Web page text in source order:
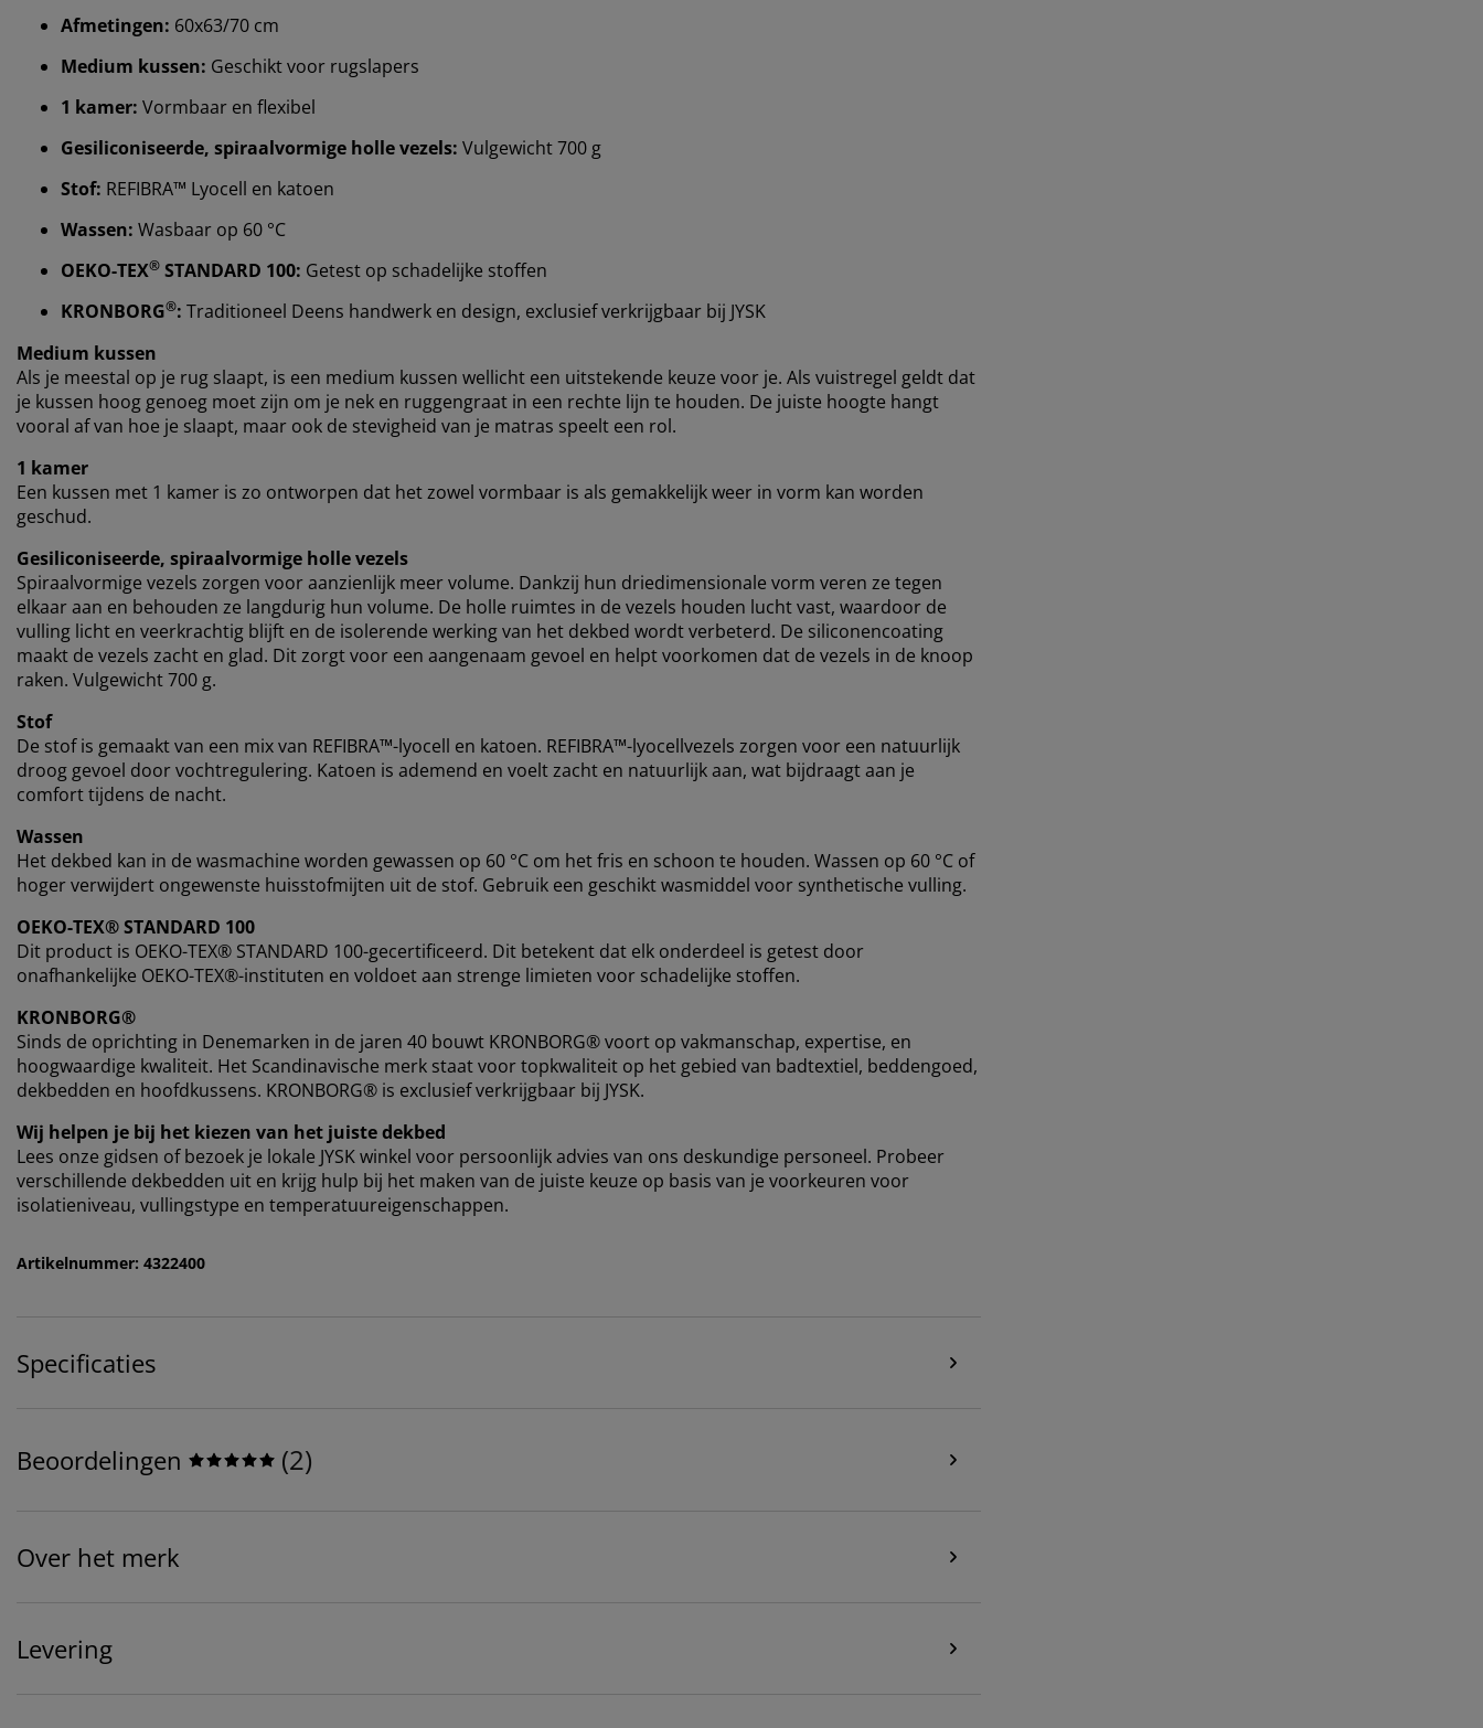
Afmetingen: 60x63/70 cm
Medium kussen: Geschikt voor rugslapers
1 kamer: Vormbaar en flexibel
Gesiliconiseerde, spiraalvormige holle vezels: Vulgewicht 700 g
Stof: REFIBRA™ Lyocell en katoen
Wassen: Wasbaar op 60 °C
OEKO-TEX® STANDARD 100: Getest op schadelijke stoffen
KRONBORG®: Traditioneel Deens handwerk en design, exclusief verkrijgbaar bij JYSK
Medium kussen
Als je meestal op je rug slaapt, is een medium kussen wellicht een uitstekende keuze voor je. Als vuistregel geldt dat
je kussen hoog genoeg moet zijn om je nek en ruggengraat in een rechte lijn te houden. De juiste hoogte hangt
vooral af van hoe je slaapt, maar ook de stevigheid van je matras speelt een rol.
1 kamer
Een kussen met 1 kamer is zo ontworpen dat het zowel vormbaar is als gemakkelijk weer in vorm kan worden
geschud.
Gesiliconiseerde, spiraalvormige holle vezels
Spiraalvormige vezels zorgen voor aanzienlijk meer volume. Dankzij hun driedimensionale vorm veren ze tegen
elkaar aan en behouden ze langdurig hun volume. De holle ruimtes in de vezels houden lucht vast, waardoor de
vulling licht en veerkrachtig blijft en de isolerende werking van het dekbed wordt verbeterd. De siliconencoating
maakt de vezels zacht en glad. Dit zorgt voor een aangenaam gevoel en helpt voorkomen dat de vezels in de knoop
raken. Vulgewicht 700 g.
Stof
De stof is gemaakt van een mix van REFIBRA™-lyocell en katoen. REFIBRA™-lyocellvezels zorgen voor een natuurlijk
droog gevoel door vochtregulering. Katoen is ademend en voelt zacht en natuurlijk aan, wat bijdraagt aan je
comfort tijdens de nacht.
Wassen
Het dekbed kan in de wasmachine worden gewassen op 60 °C om het fris en schoon te houden. Wassen op 60 °C of
hoger verwijdert ongewenste huisstofmijten uit de stof. Gebruik een geschikt wasmiddel voor synthetische vulling.
OEKO-TEX® STANDARD 100
Dit product is OEKO-TEX® STANDARD 100-gecertificeerd. Dit betekent dat elk onderdeel is getest door
onafhankelijke OEKO-TEX®-instituten en voldoet aan strenge limieten voor schadelijke stoffen.
KRONBORG®
Sinds de oprichting in Denemarken in de jaren 40 bouwt KRONBORG® voort op vakmanschap, expertise, en
hoogwaardige kwaliteit. Het Scandinavische merk staat voor topkwaliteit op het gebied van badtextiel, beddengoed,
dekbedden en hoofdkussens. KRONBORG® is exclusief verkrijgbaar bij JYSK.
Wij helpen je bij het kiezen van het juiste dekbed
Lees onze gidsen of bezoek je lokale JYSK winkel voor persoonlijk advies van ons deskundige personeel. Probeer
verschillende dekbedden uit en krijg hulp bij het maken van de juiste keuze op basis van je voorkeuren voor
isolatieniveau, vullingstype en temperatuureigenschappen.
Artikelnummer: 4322400
Specificaties
Beoordelingen (2)
Over het merk
Levering